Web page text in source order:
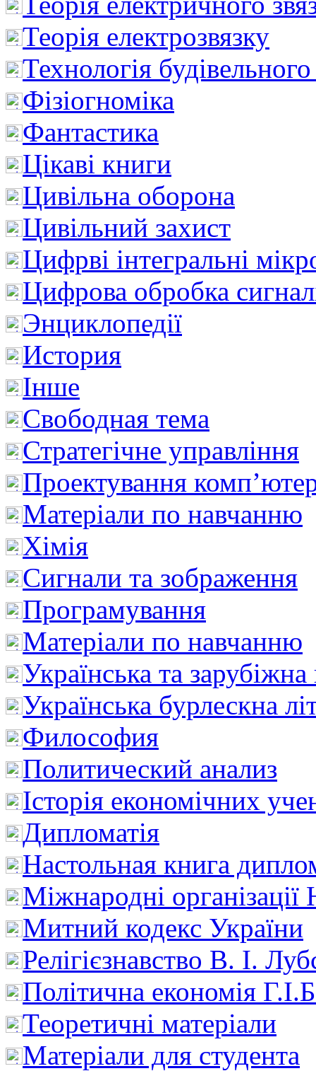
Теорія електрозвязку
Технологія
Фізіогноміка
Фантастика
Цікаві книги
Цивільна оборона
Цивільний захист
Цифрві інтегральні
Цифрова обробка
Энциклопедії
История
Інше
Свободная тема
Стратегічне управління
Проектування
Матеріали по навчанню
Хімія
Сигнали та зображення
Програмування
Матеріали по навчанню
Українська та зарубіжна
Українська бурлескна
Философия
Политический анализ
Історія економічних
Дипломатія
Настольная книга
Міжнародні
Митний кодекс України
Релігієзнавство В. І.
Політична економія
Теоретичні матеріали
Матеріали для студента